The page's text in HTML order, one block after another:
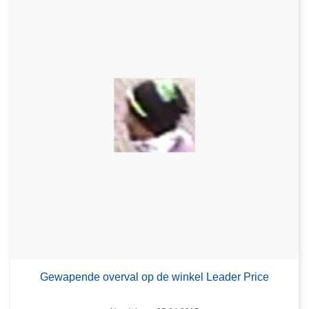
Gewapende overval op de winkel Leader Price